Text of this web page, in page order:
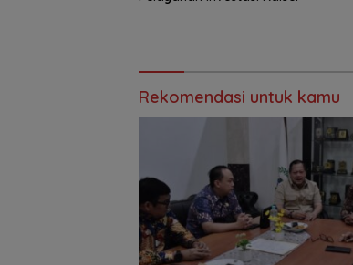
Rekomendasi untuk kamu